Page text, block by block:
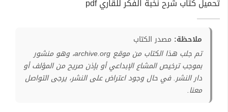
تحميل كتاب شرح نخبة الفكر للقاري pdf
ملاحظة: مصدر الكتاب
تم جلب هذا الكتاب من موقع archive.org، وهو منشور
بموجب ترخيص المشاع الإبداعي أو بإذن صريح من المؤلف أو
دار النشر. في حال وجود اعتراض على النشر، يرجى التواصل
معنا.